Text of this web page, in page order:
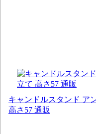
キャンドルスタンド ア
高さ57 通販